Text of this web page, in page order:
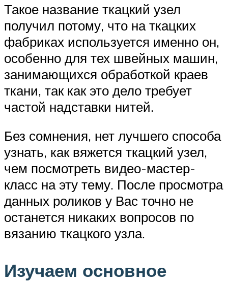
Такое название ткацкий узел
получил потому, что на ткацких
фабриках используется именно он,
особенно для тех швейных машин,
занимающихся обработкой краев
ткани, так как это дело требует
частой надставки нитей.
Без сомнения, нет лучшего способа
узнать, как вяжется ткацкий узел,
чем посмотреть видео-мастер-
класс на эту тему. После просмотра
данных роликов у Вас точно не
останется никаких вопросов по
вязанию ткацкого узла.
Изучаем основное